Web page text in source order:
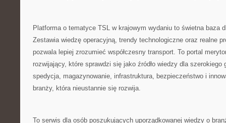
Platforma o tematyce TSL w krajowym wydaniu to świetna baza
Zestawia wiedzę operacyjną, trendy technologiczne oraz realne
pozwala lepiej zrozumieć współczesny transport. To portal
rozwijający, które sprawdzi się jako źródło wiedzy dla szerokiego
spedycja, magazynowanie, infrastruktura, bezpieczeństwo i
branży, która nieustannie się rozwija.
To serwis dla osób poszukujących uporządkowanej wiedzy o